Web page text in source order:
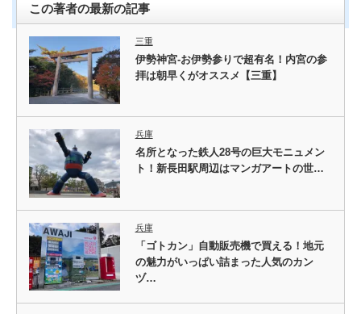
この著者の最新の記事
三重
伊勢神宮-お伊勢参りで超有名！内宮の参
拝は朝早くがオススメ【三重】
兵庫
名所となった鉄人28号の巨大モニュメン
ト！新長田駅周辺はマンガアートの世…
兵庫
「ゴトカン」自動販売機で買える！地元
の魅力がいっぱい詰まった人気のカン
ヅ…